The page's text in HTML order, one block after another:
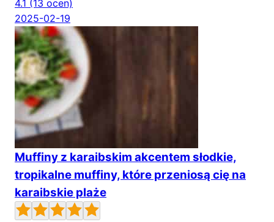
4.1 (13 ocen)
2025-02-19
Muffiny z karaibskim akcentem słodkie,
tropikalne muffiny, które przeniosą cię na
karaibskie plaże